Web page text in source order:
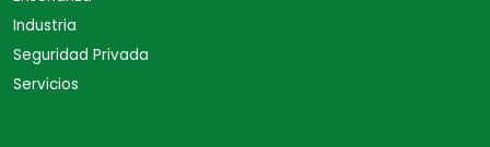
Industria
Seguridad Privada
Servicios